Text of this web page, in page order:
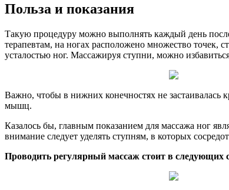
Польза и показания
Такую процедуру можно выполнять каждый день
терапевтам, на ногах расположено множество точек,
усталостью ног. Массажируя ступни, можно
Важно, чтобы в нижних конечностях не застаивалась
мышц.
Казалось бы, главным показанием для массажа ног
внимание следует уделять ступням, в которых
Проводить регулярный массаж стоит в следующих